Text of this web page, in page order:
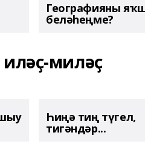
Географияны
беләһеңме?
миләҫ
Һиңә тиң түгел,
тигәндәр...